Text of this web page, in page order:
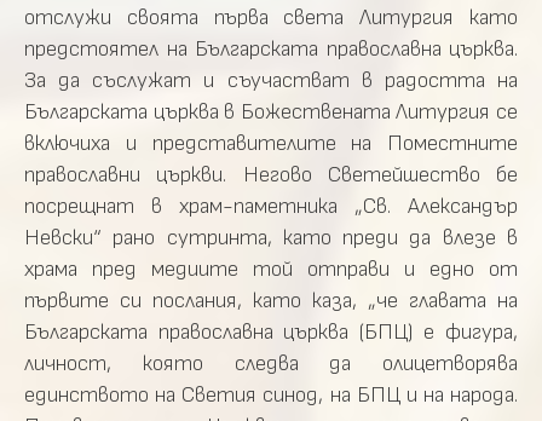
отслужи своята първа света Литургия като
предстоятел на Българската православна църква.
За да съслужат и съучастват в радостта на
Българската църква в Божествената Литургия се
включиха и представителите на Поместните
православни църкви. Негово Светейшество бе
посрещнат в храм-паметника „Св. Александър
Невски“ рано сутринта, като преди да влезе в
храма пред медиите той отправи и едно от
първите си послания, като каза, „че главата на
Българската православна църква (БПЦ) е фигура,
личност, която следва да олицетворява
единството на Светия синод, на БПЦ и на народа.